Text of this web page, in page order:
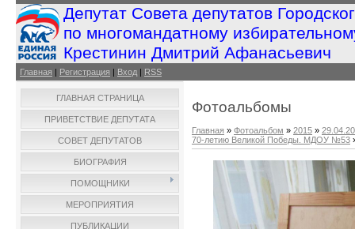
Депутат Совета депутатов
по многомандатному
Крестинин Дмитрий Афанасьевич
Главная | Регистрация | Вход | RSS
ГЛАВНАЯ СТРАНИЦА
ПРИВЕТСТВИЕ ДЕПУТАТА
СОВЕТ ДЕПУТАТОВ
БИОГРАФИЯ
ПОМОЩНИКИ
МЕРОПРИЯТИЯ
ПУБЛИКАЦИИ
Фотоальбомы
Главная » Фотоальбом » 2015 »
70-летию Великой Победы. МДОУ №53